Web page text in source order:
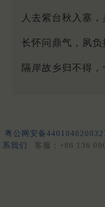
人去紫台秋入塞
长怀问鼎气，夙负
隔岸故乡归不得
粤公网安备
系我们
客服：+86 136